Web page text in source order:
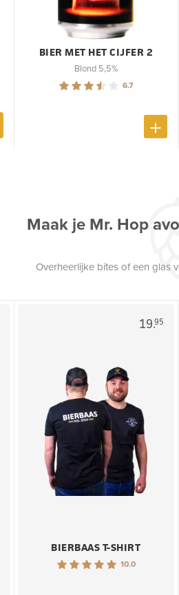
BIER MET HET CIJFER 2
Blond 5,5%
6.7
Maak je Mr. Hop
Overheerlijke bites of een glas
19.95
BIERBAAS T-SHIRT
10.0